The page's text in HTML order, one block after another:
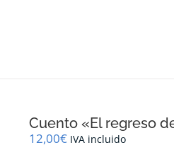
Cuento «El regreso
12,00€ IVA incluido